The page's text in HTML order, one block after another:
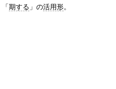
「期する 」の活用形。